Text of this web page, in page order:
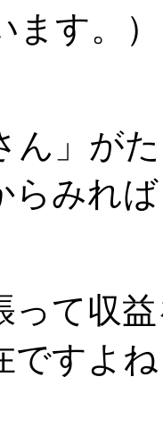
ます。
ん」が
らみれば
って収
ですよ